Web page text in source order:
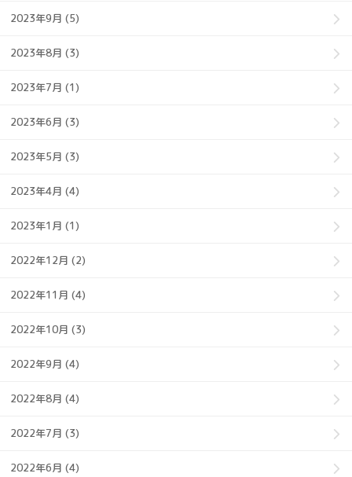
2023年9月 (5)
2023年8月 (3)
2023年7月 (1)
2023年6月 (3)
2023年5月 (3)
2023年4月 (4)
2023年1月 (1)
2022年12月 (2)
2022年11月 (4)
2022年10月 (3)
2022年9月 (4)
2022年8月 (4)
2022年7月 (3)
2022年6月 (4)